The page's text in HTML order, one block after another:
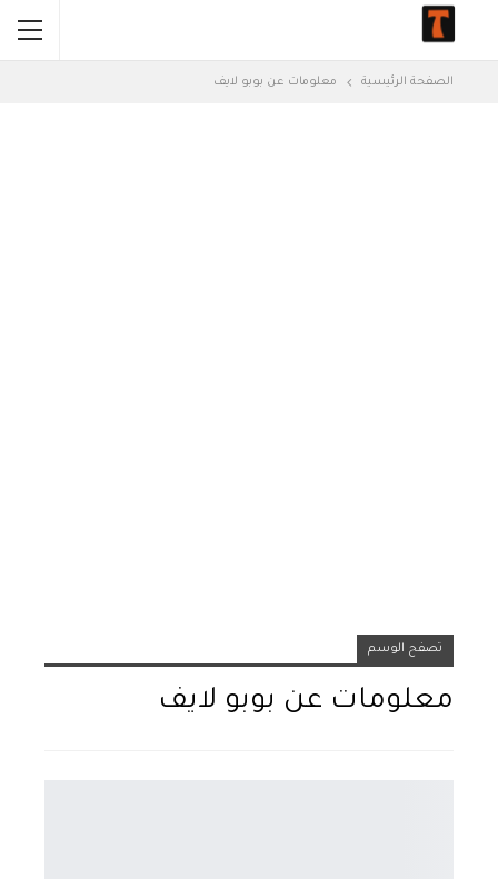
الصفحة الرئيسية معلومات عن بوبو لايف
تصفح الوسم
معلومات عن بوبو لايف